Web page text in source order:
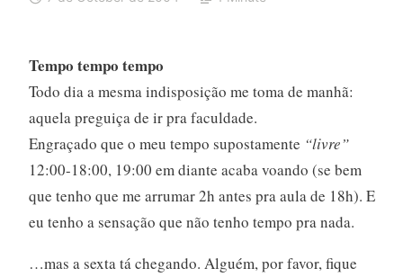
Tempo tempo tempo
Todo dia a mesma indisposição me toma de manhã:
aquela preguiça de ir pra faculdade.
Engraçado que o meu tempo supostamente “livre”
12:00-18:00, 19:00 em diante acaba voando (se bem
que tenho que me arrumar 2h antes pra aula de 18h). E
eu tenho a sensação que não tenho tempo pra nada.
…mas a sexta tá chegando. Alguém, por favor, fique